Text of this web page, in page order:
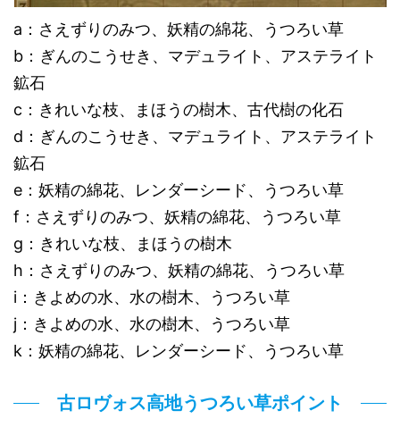
a：さえずりのみつ、妖精の綿花、うつろい草
b：ぎんのこうせき、マデュライト、アステライト
鉱石
c：きれいな枝、まほうの樹木、古代樹の化石
d：ぎんのこうせき、マデュライト、アステライト
鉱石
e：妖精の綿花、レンダーシード、うつろい草
f：さえずりのみつ、妖精の綿花、うつろい草
g：きれいな枝、まほうの樹木
h：さえずりのみつ、妖精の綿花、うつろい草
i：きよめの水、水の樹木、うつろい草
j：きよめの水、水の樹木、うつろい草
k：妖精の綿花、レンダーシード、うつろい草
古ロヴォス高地うつろい草ポイント